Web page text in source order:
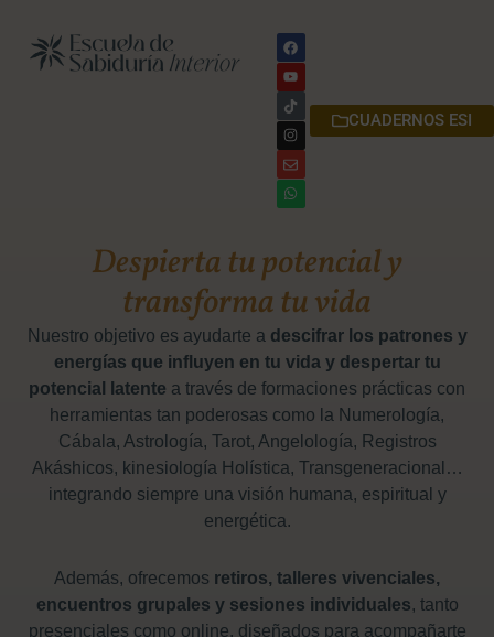
F
a
c
e
b
o
o
k
Y
o
u
t
u
b
e
T
i
k
t
o
k
I
n
s
t
a
g
r
a
m
E
n
v
e
l
o
p
e
W
h
a
t
s
a
p
p
CUADERNOS ESI
Despierta tu potencial y
transforma tu vida
Nuestro objetivo es ayudarte a descifrar los patrones y
energías que influyen en tu vida y despertar tu
potencial latente a través de formaciones prácticas con
herramientas tan poderosas como la Numerología,
Cábala, Astrología, Tarot, Angelología, Registros
Akáshicos, kinesiología Holística, Transgeneracional…
integrando siempre una visión humana, espiritual y
energética.
Además, ofrecemos retiros, talleres vivenciales,
encuentros grupales y sesiones individuales, tanto
presenciales como online, diseñados para acompañarte